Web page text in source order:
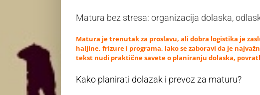
Matura bez stresa: organizacija dolaska,
Matura je trenutak za proslavu, ali dobra logistika je
haljine, frizure i programa, lako se zaboravi da je
tekst nudi praktične savete o planiranju dolaska,
Kako planirati dolazak i prevoz za maturu?